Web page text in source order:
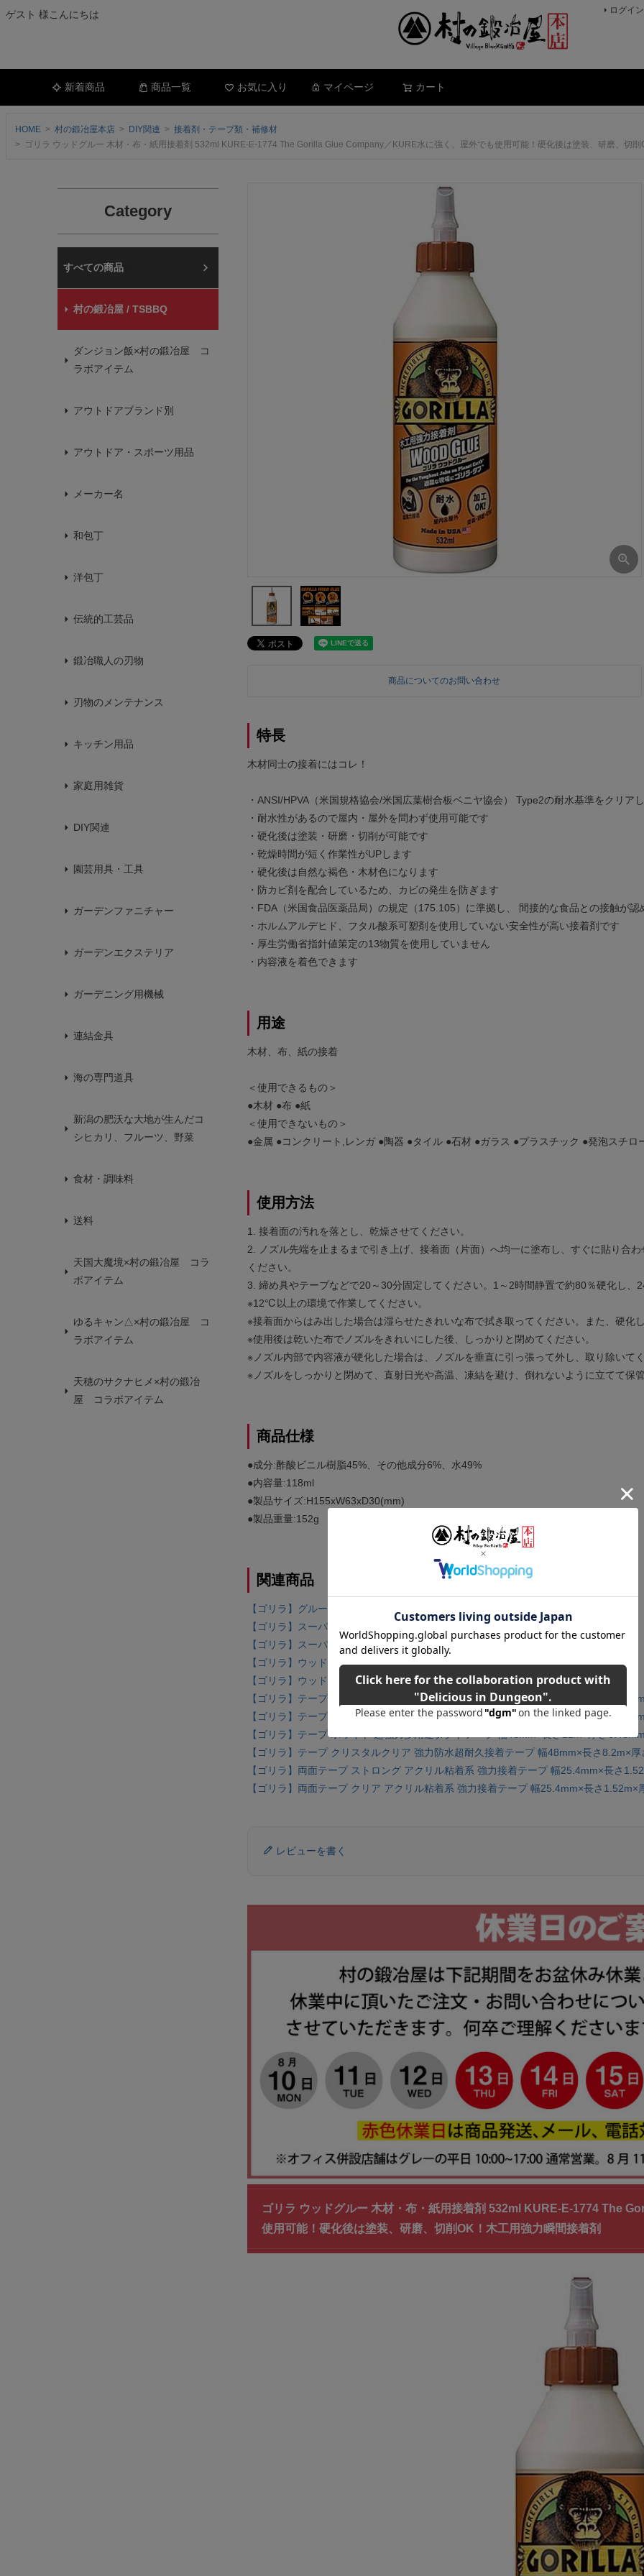
ゲスト 様こんにちは ログイン
新着商品 商品一覧 お気に入り マイページ カート
HOME 村の鍛冶屋本店 DIY関連
接着剤・テープ類・補修材
ゴリラ ウッドグルー 木材・布・紙用接着剤 532ml KURE-E-1774 The Gorilla Glue Company／KURE水に強く、屋外でも使用可能！硬化後は塗装、研磨、切削
Category
村の鍛冶屋本店
村の鍛冶屋 / TSBBQ
ダンジョン飯×村の鍛冶屋 コ
ラボアイテム
アウトドアブランド別
アウトドア・スポーツ用品
メーカー名
和包丁
洋包丁
伝統的工芸品
鍛冶職人の刃物
刃物のメンテナンス
キッチン用品
家庭用雑貨
DIY関連
園芸用具・工具
ガーデンファニチャー
ガーデンエクステリア
ガーデニング用機械
連結金具
海の専門道具
新潟の肥沃な大地が生んだコ
シヒカリ、フルーツ、野菜
食材・調味料
送料
天国大魔境×村の鍛冶屋 コラ
ボアイテム
ゆるキャン△×村の鍛冶屋 コ
ラボアイテム
天穂のサクナヒメ×村の鍛冶
屋 コラボアイテム
商品についてのお問い合わせ
特長
木材同士の接着にはコレ！
・ANSI/HPVA（米国規格協会/米国広葉樹合板ベニヤ協会） Type2の耐水基準をクリア
・耐水性があるので屋内・屋外を問わず使用可能です
・硬化後は塗装・研磨・切削が可能です
・乾燥時間が短く作業性がUPします
・硬化後は自然な褐色・木材色になります
・防カビ剤を配合しているため、カビの発生を防ぎます
・FDA（米国食品医薬品局）の規定（175.105）に準拠し、 間接的な食品との接触が認
・ホルムアルデヒド、フタル酸系可塑剤を使用していない安全性が高い接着剤です
・厚生労働省指針値策定の13物質を使用していません
・内容液を着色できます
用途
木材、布、紙の接着
＜使用できるもの＞
●木材 ●布 ●紙
＜使用できないもの＞
●金属 ●コンクリート,レンガ ●陶器 ●タイル ●石材 ●ガラス ●プラスチック ●発泡スチロ
使用方法
1. 接着面の汚れを落とし、乾燥させてください。
2. ノズル先端を止まるまで引き上げ、接着面（片面）へ均一に塗布し、すぐに貼り合
ください。
3. 締め具やテープなどで20～30分固定してください。1～2時間静置で約80％硬化し、
※12℃以上の環境で作業してください。
※接着面からはみ出した場合は湿らせたきれいな布で拭き取ってください。また、硬化
※使用後は乾いた布でノズルをきれいにした後、しっかりと閉めてください。
※ノズル内部で内容液が硬化した場合は、ノズルを垂直に引っ張って外し、取り除いてく
※ノズルをしっかりと閉めて、直射日光や高温、凍結を避け、倒れないように立てて保管
商品仕様
●成分:酢酸ビニル樹脂45%、その他成分6%、水49%
●内容量:118ml
●製品サイズ:H155xW63xD30(mm)
●製品重量:152g
関連商品
【ゴリラ】グルー クリア 超強力多用途接着剤 51ml
【ゴリラ】スーパーグルー 強力瞬間接着剤 3g
【ゴリラ】スーパーグルー ジェル 強力瞬間接着剤 3g
【ゴリラ】ウッドグルー 木材・布・紙用接着剤 118ml
【ゴリラ】ウッドグルー 木材・布・紙用接着剤 532ml
【ゴリラ】テープ シルバー 超強力多用途ダクトテープ 幅48mm×長さ11m×厚さ0.43mm
【ゴリラ】テープ ブラック 超強力多用途ダクトテープ 幅48mm×長さ11m×厚さ0.43mm
【ゴリラ】テープ ホワイト 超強力多用途ダクトテープ 幅48mm×長さ11m×厚さ0.43mm
【ゴリラ】テープ クリスタルクリア 強力防水超耐久接着テープ 幅48mm×長さ8.2m×
【ゴリラ】両面テープ ストロング アクリル粘着系 強力接着テープ 幅25.4mm×長さ
【ゴリラ】両面テープ クリア アクリル粘着系 強力接着テープ 幅25.4mm×長さ1.52m×
レビューを書く
ゴリラ ウッドグルー 木材・布・紙用接着剤 532ml KURE-E-1774 The
使用可能！硬化後は塗装、研磨、切削OK！木工用強力瞬間接着剤